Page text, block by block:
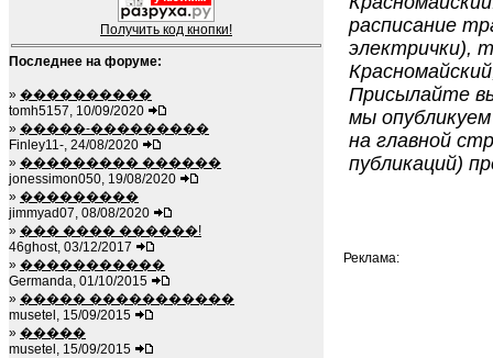
Получить код кнопки!
Последнее на форуме:
» ����������
tomh5157, 10/09/2020
» �����-���������
Finley11-, 24/08/2020
» ��������� ������
jonessimon050, 19/08/2020
» ���������
jimmyad07, 08/08/2020
» ��� ���� ������!
46ghost, 03/12/2017
» �����������
Germanda, 01/10/2015
» ����� �����������
musetel, 15/09/2015
» �����
musetel, 15/09/2015
расписание
электрички),
Присылайте
мы
на главной
публикаций)
Реклама: